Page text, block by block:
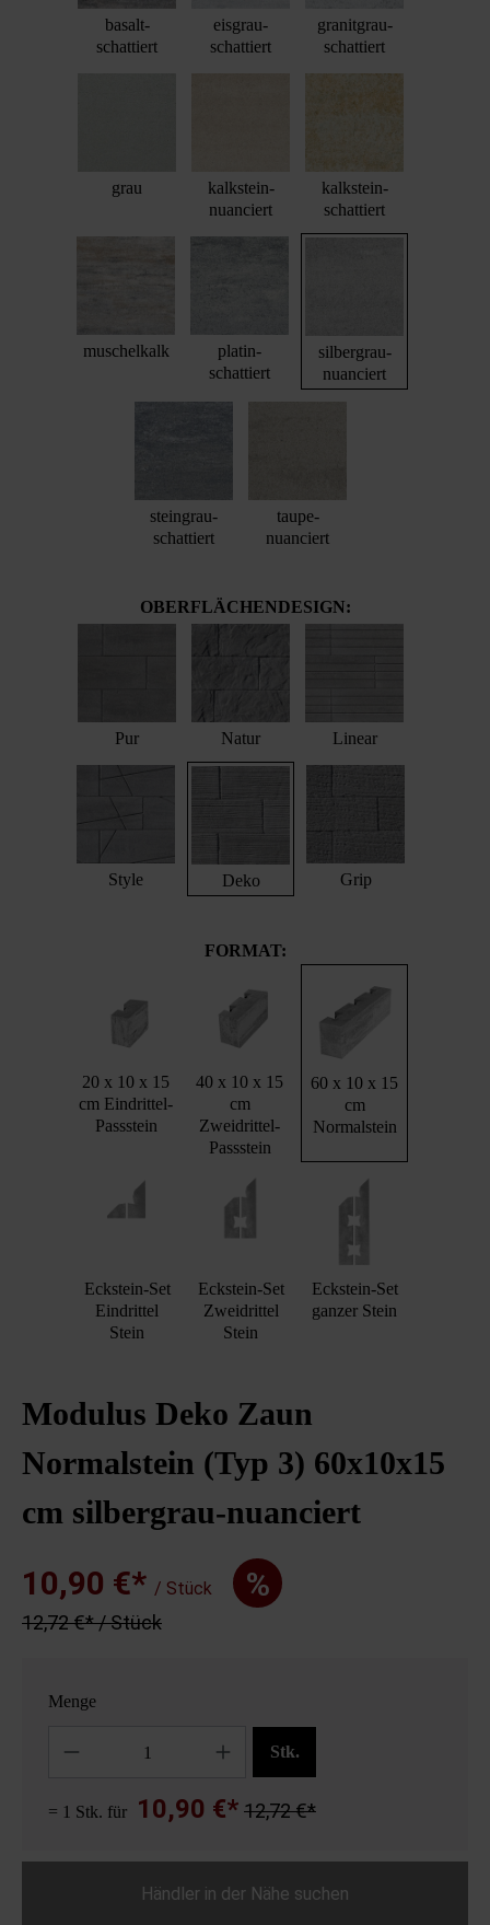
basalt-
schattiert
eisgrau-
schattiert
granitgrau-
schattiert
grau
kalkstein-
nuanciert
kalkstein-
schattiert
muschelkalk
platin-
schattiert
silbergrau-
nuanciert
steingrau-
schattiert
taupe-
nuanciert
OBERFLÄCHENDESIGN:
Pur Natur Linear
Style Deko Grip
FORMAT:
20 x 10 x 15
cm Eindrittel-
Passstein
40 x 10 x 15
cm
Zweidrittel-
Passstein
60 x 10 x 15
cm
Normalstein
Eckstein-Set
Eindrittel
Stein
Eckstein-Set
Zweidrittel
Stein
Eckstein-Set
ganzer Stein
Modulus Deko Zaun
Normalstein (Typ 3) 60x10x15
cm silbergrau-nuanciert
10,90 €* / Stück %
12,72 €* / Stück
Menge
Stk.
= 1 Stk. für 10,90 €* 12,72 €*
Händler in der Nähe suchen